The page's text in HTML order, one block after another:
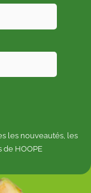
les nouveautés, les
HOOPE